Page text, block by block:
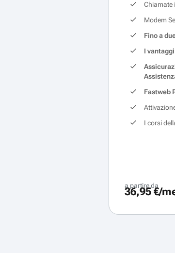
Chiamate
Modem
Fino a
I
Fastweb
I corsi
a partire da
36,95 €/